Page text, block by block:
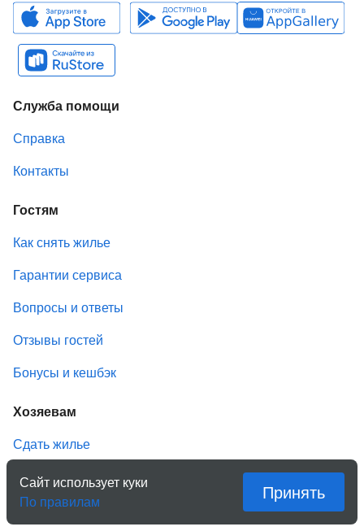
Служба помощи
Справка
Контакты
Гостям
Как снять жилье
Гарантии сервиса
Вопросы и ответы
Отзывы гостей
Бонусы и кешбэк
Хозяевам
Сдать жилье
Условия размещения
Вопросы и ответы
Сайт использует куки
По правилам
Принять